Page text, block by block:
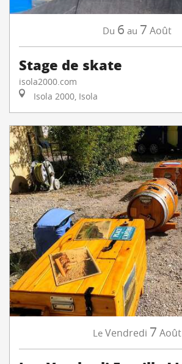
Du 6 au 7 Août
Stage de skate
isola2000.com
Isola 2000, Isola
Le Vendredi 7 Août